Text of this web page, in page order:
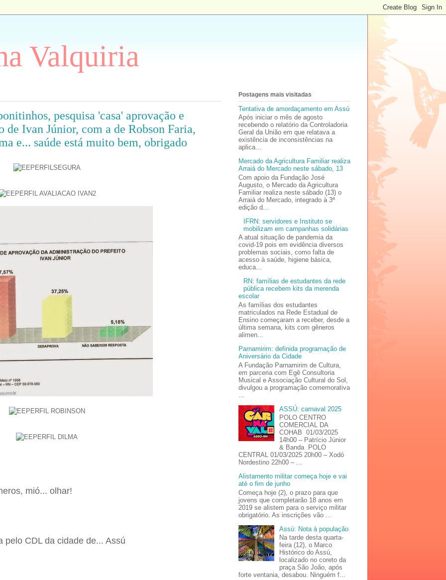
Valquiria
pesquisa 'casa' aprovação e
de Ivan Júnior, com a de Robson Faria,
e... saúde está muito bem, obrigado
mió... olhar!
pelo CDL da cidade de... Assú
Postagens mais visitadas
Tentativa de amordaçamento em Assú
Após iniciar o mês de agosto
recebendo o relatório da Controladoria
Geral da União em que relatava a
existência de inconsistências na
aplica...
Mercado da Agricultura Familiar realiza
Arraiá do Mercado neste sábado, 13
Com apoio da Fundação José
Augusto, o Mercado da Agricultura
Familiar realiza neste sábado (13) o
Arraiá do Mercado, integrado à 3ª
edição d...
IFRN: servidores e Instituto se
mobilizam em campanhas solidárias
A atual situação de pandemia da
covid-19 pois em evidência diversos
problemas sociais, como falta de
acesso à saúde, higiene básica,
educa...
RN: famílias de estudantes da rede
pública recebem kits da merenda
escolar
As famílias dos estudantes
matriculados na Rede Estadual de
Ensino começaram a receber, desde a
última semana, kits com gêneros
alimen...
Parnamirim: definida programação de
Aniversário da Cidade
A Fundação Parnamirim de Cultura,
em parceria com Egê Consultoria
Musical e Associação Cultural do Sol,
divulgou a programação comemorativa
ASSÚ: carnaval 2025
POLO CENTRO
COMERCIAL DA
COHAB 01/03/2025
14h00 – Patrício Júnior
& Banda POLO
CENTRAL 01/03/2025 20h00 – Xodó
Nordestino 22h00 – ...
Alistamento militar começa hoje e vai
até o fim de junho
Começa hoje (2), o prazo para que
jovens que completarão 18 anos em
2019 se alistem para o serviço militar
obrigatório. As inscrições vão ...
Assú: Nota à população
Na tarde desta quarta-
feira (12), o Marco
Histórico do Assú,
localizado no coreto da
praça São João, após
forte ventania, desabou. Ninguém f...